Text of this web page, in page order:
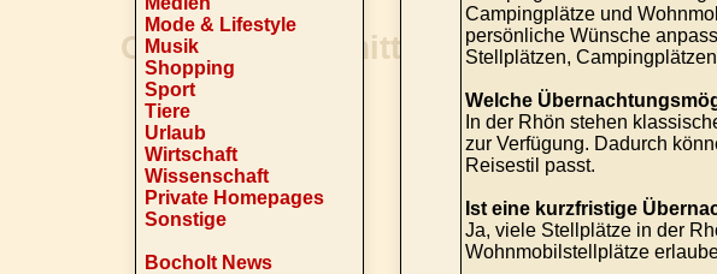
Mode & Lifestyle
Musik
Shopping
Sport
Tiere
Urlaub
Wirtschaft
Wissenschaft
Private Homepages
Sonstige
Bocholt News
Campingplätze und
persönliche Wünsche
Stellplätzen,
Welche
In der Rhön stehen
zur Verfügung. Dadurch
Reisestil passt.
Ist eine kurzfristige
Ja, viele Stellplätze in der
Wohnmobilstellplätze